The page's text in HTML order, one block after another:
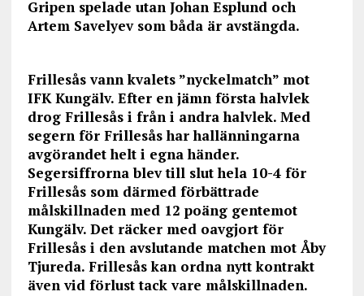
Gripen spelade utan Johan Esplund och
Artem Savelyev som båda är avstängda.
Frillesås vann kvalets ”nyckelmatch” mot
IFK Kungälv. Efter en jämn första halvlek
drog Frillesås i från i andra halvlek. Med
segern för Frillesås har hallänningarna
avgörandet helt i egna händer.
Segersiffrorna blev till slut hela 10-4 för
Frillesås som därmed förbättrade
målskillnaden med 12 poäng gentemot
Kungälv. Det räcker med oavgjort för
Frillesås i den avslutande matchen mot Åby
Tjureda. Frillesås kan ordna nytt kontrakt
även vid förlust tack vare målskillnaden.